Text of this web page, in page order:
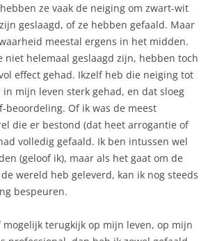
ze vaak de neiging om zwart-wit
geslaagd, of ze hebben gefaald. Maar
meestal ergens in het midden.
niet helemaal geslaagd zijn, hebben toch
effect gehad. Ikzelf heb die neiging tot
mijn leven sterk gehad, en dat sloeg
beoordeling. Of ik was de meest
die er bestond (dat heet arrogantie of
volledig gefaald. Ik ben intussen wel
(geloof ik), maar als het gaat om de
wereld heb geleverd, kan ik nog steeds
bespeuren.
mogelijk terugkijk op mijn leven, op mijn